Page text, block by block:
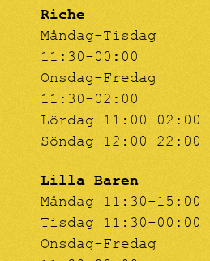
Riche
Måndag-Tisdag
11:30-00:00
Onsdag-Fredag
11:30-02:00
Lördag 11:00-02:00
Söndag 12:00-22:00
Lilla Baren
Måndag 11:30-15:00
Tisdag 11:30-00:00
Onsdag-Fredag